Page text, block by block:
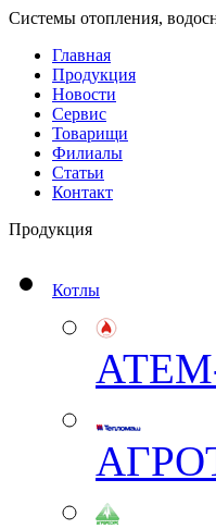
Системы отопления,
Главная
Продукция
Новости
Сервис
Товарищи
Филиалы
Статьи
Контакт
Продукция
Котлы